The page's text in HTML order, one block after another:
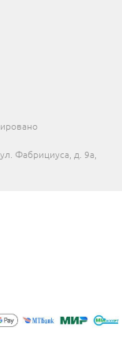
Фабрициуса, д. 9а,